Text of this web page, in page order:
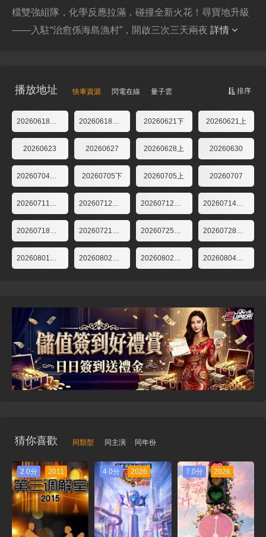
檔雙強組隊，化學反應拉滿，碰撞全新火花！尋寶地升級
——入駐“治愈係海島漁村”，開啟三次三天兩夜 詳情
排序
播放地址 快車資源 閃電在線 量子雲
20260618加時篇果TV 20260621下 20260621上
20260623 20260627 20260628上 20260630
20260705下 20260705上 20260707
20260714第4期：尋寶小隊2.0
20260804忙裏偷閑錄第7期：王安宇
猜你喜歡 同類型 同主演 同年份
2.0分 2011 4.0分 2026 7.0分 2026